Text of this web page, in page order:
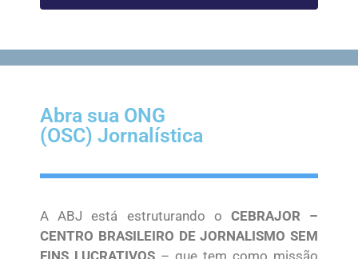
Abra sua ONG
(OSC) Jornalística
A ABJ está estruturando o CEBRAJOR –
CENTRO BRASILEIRO DE JORNALISMO SEM
FINS LUCRATIVOS – que tem como missão